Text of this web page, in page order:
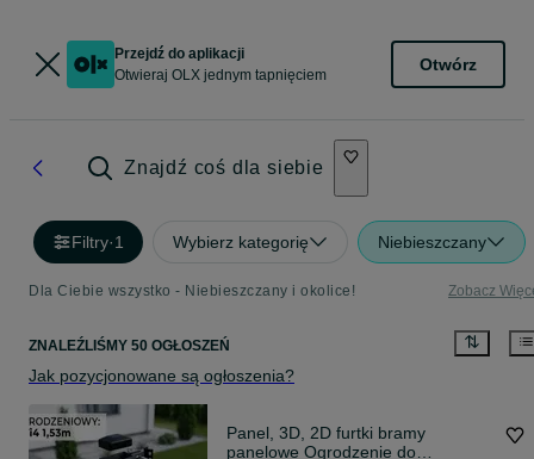
Przejdź do aplikacji
Otwieraj OLX jednym tapnięciem
Otwórz
Znajdź coś dla siebie
Filtry·1 Wybierz kategorię Niebieszczany
Dla Ciebie wszystko - Niebieszczany i okolice! Zobacz
ZNALEŹLIŚMY 50 OGŁOSZEŃ
Jak pozycjonowane są ogłoszenia?
Panel, 3D, 2D furtki bramy
panelowe Ogrodzenie do